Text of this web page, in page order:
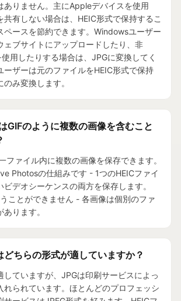
ありません。主にAppleデバイスを使用
共有しない場合は、HEIC形式で保持するこ
ペースを節約できます。Windowsユーザー
ェブサイトにアップロードしたり、非
用したりする場合は、JPGに変換してく
ーザーは元のファイルをHEIC形式で保持
み変換します。
GIFのように複数の画像を含むこと
ファイル内に複数の画像を保存できます。
Photosの仕組みです - 1つのHEICファイ
ビデオシーケンスの両方を保存します。
ことができません - 各画像は個別のファ
ります。
どちらの形式が適していますか？
していますが、JPGは印刷サービスによっ
れられています。ほとんどのプロフェッシ